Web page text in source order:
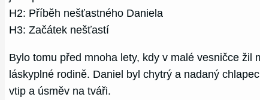
H2: Příběh nešťastného Daniela
H3: Začátek nešťastí
Bylo tomu před mnoha lety, kdy v malé vesničce
láskyplné rodině. Daniel byl chytrý a nadaný
vtip a úsměv na tváři.